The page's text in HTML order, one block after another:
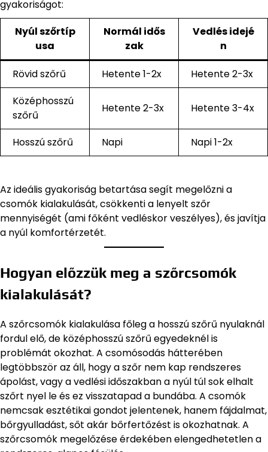
gyakoriságot:
Nyúl szőrtíp
usa
Normál idős
zak
Vedlés idejé
n
Rövid szőrű Hetente 1-2x
Hetente 2-3x
Középhosszú
szőrű
Hetente 2-3x Hetente 3-4x
Hosszú szőrű Napi Napi 1-2x
Az ideális gyakoriság betartása segít megelőzni a
csomók kialakulását, csökkenti a lenyelt szőr
mennyiségét (ami főként vedléskor veszélyes), és javítja
a nyúl komfortérzetét.
Hogyan előzzük meg a szőrcsomók
kialakulását?
A szőrcsomók kialakulása főleg a hosszú szőrű nyulaknál
fordul elő, de középhosszú szőrű egyedeknél is
problémát okozhat. A csomósodás hátterében
legtöbbször az áll, hogy a szőr nem kap rendszeres
ápolást, vagy a vedlési időszakban a nyúl túl sok elhalt
szőrt nyel le és ez visszatapad a bundába. A csomók
nemcsak esztétikai gondot jelentenek, hanem fájdalmat,
bőrgyulladást, sőt akár bőrfertőzést is okozhatnak. A
szőrcsomók megelőzése érdekében elengedhetetlen a